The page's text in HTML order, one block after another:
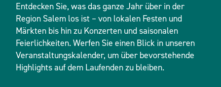
Entdecken Sie, was das ganze Jahr über in der
Region Salem los ist – von lokalen Festen und
Märkten bis hin zu Konzerten und saisonalen
Feierlichkeiten. Werfen Sie einen Blick in unseren
Veranstaltungskalender, um über bevorstehende
Highlights auf dem Laufenden zu bleiben.